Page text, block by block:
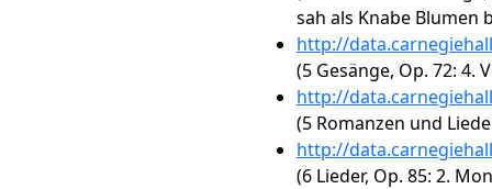
sah als Knabe Blumen
http://
(5 Gesänge, Op. 72: 4.
http://
(5 Romanzen und
http://
(6 Lieder, Op. 85: 2.